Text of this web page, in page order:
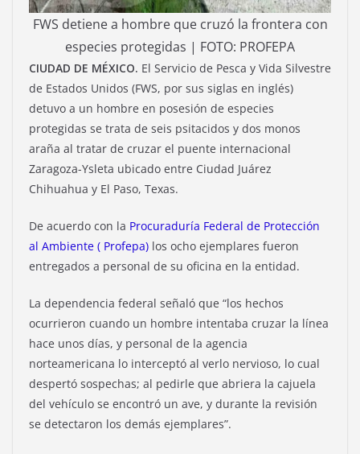
FWS detiene a hombre que cruzó la frontera con
especies protegidas | FOTO: PROFEPA
CIUDAD DE MÉXICO. El Servicio de Pesca y Vida Silvestre
de Estados Unidos (FWS, por sus siglas en inglés)
detuvo a un hombre en posesión de especies
protegidas se trata de seis psitacidos y dos monos
araña al tratar de cruzar el puente internacional
Zaragoza-Ysleta ubicado entre Ciudad Juárez
Chihuahua y El Paso, Texas.
De acuerdo con la Procuraduría Federal de Protección
al Ambiente ( Profepa) los ocho ejemplares fueron
entregados a personal de su oficina en la entidad.
La dependencia federal señaló que “los hechos
ocurrieron cuando un hombre intentaba cruzar la línea
hace unos días, y personal de la agencia
norteamericana lo interceptó al verlo nervioso, lo cual
despertó sospechas; al pedirle que abriera la cajuela
del vehículo se encontró un ave, y durante la revisión
se detectaron los demás ejemplares”.